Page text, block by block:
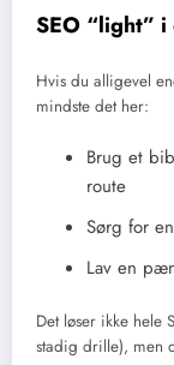
SEO “light” i
Hvis du alligevel
mindste det her:
Brug et
route
Sørg for
Lav en
Det løser ikke hele
stadig drille), men